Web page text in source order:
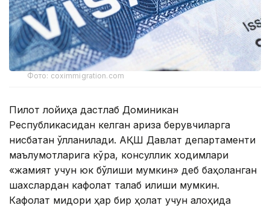
Фото: coximmigration.com
Пилот лойиҳа дастлаб Доминикан
Республикасидан келган ариза берувчиларга
нисбатан қўлланилади. АҚШ Давлат департаменти
маълумотларига кўра, консуллик ходимлари
«жамият учун юк бўлиши мумкин» деб баҳоланган
шахслардан кафолат талаб қилиши мумкин.
Кафолат миқдори ҳар бир ҳолат учун алоҳида